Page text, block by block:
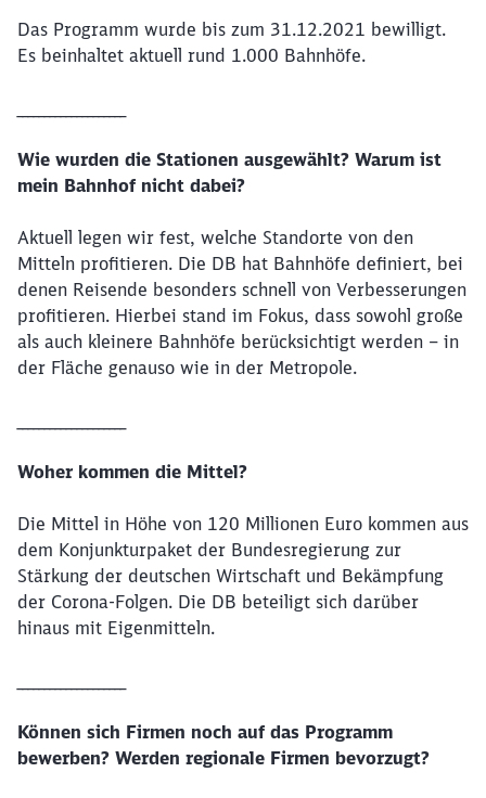
Das Programm wurde bis zum 31.12.2021 bewilligt.
Es beinhaltet aktuell rund 1.000 Bahnhöfe.
Wie wurden die Stationen ausgewählt? Warum ist
mein Bahnhof nicht dabei?
Aktuell legen wir fest, welche Standorte von den
Mitteln profitieren. Die DB hat Bahnhöfe definiert, bei
denen Reisende besonders schnell von Verbesserungen
profitieren. Hierbei stand im Fokus, dass sowohl große
als auch kleinere Bahnhöfe berücksichtigt werden – in
der Fläche genauso wie in der Metropole.
Woher kommen die Mittel?
Die Mittel in Höhe von 120 Millionen Euro kommen aus
dem Konjunkturpaket der Bundesregierung zur
Stärkung der deutschen Wirtschaft und Bekämpfung
der Corona-Folgen. Die DB beteiligt sich darüber
hinaus mit Eigenmitteln.
Können sich Firmen noch auf das Programm
bewerben? Werden regionale Firmen bevorzugt?